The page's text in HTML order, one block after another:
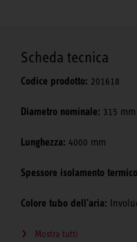
Scheda tecnica
Codice prodotto: 201618
Diametro nominale: 315 mm
Lunghezza: 4000 mm
Spessore isolamento
Colore tubo dell'aria:
Mostra tutti